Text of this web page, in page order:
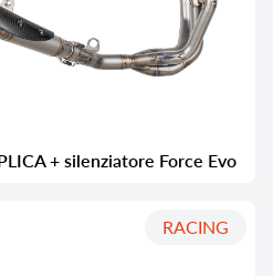
+ silenziatore Force Evo
RACING